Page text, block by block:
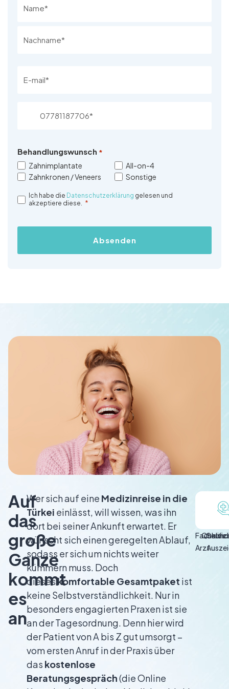
Number
Behandlungswunsch *
Zahnimplantate
All-on-4
Zahnkronen / Veneers
Sonstige
dsgvo
*
Ich habe die Datenschutzerklärung gelesen und
akzeptiere diese. *
Auf
das
große
Ganze
kommt
es
an
Wer sich auf eine Medizinreise in die
Türkei einlässt, will wissen, was ihn
dort bei seiner Ankunft erwartet. Er
wünscht sich einen geregelten Ablauf,
sodass er sich um nichts weiter
kümmern muss. Doch
dieseskomfortable Gesamtpaket ist
keine Selbstverständlichkeit. Nur in
besonders engagierten Praxen ist sie
an der Tagesordnung. Denn hier wird
der Patient von A bis Z gut umsorgt –
vom ersten Anruf in der Praxis über
das kostenlose
Beratungsgespräch(die Online
Arzt